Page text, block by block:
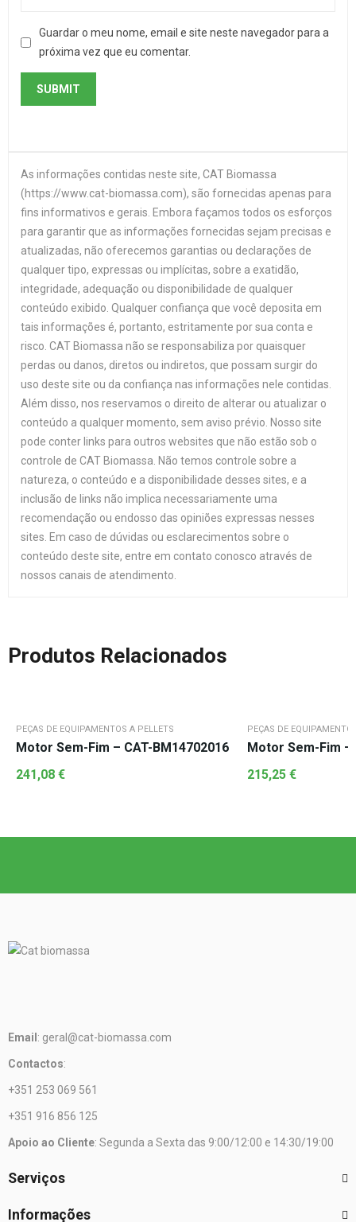
Guardar o meu nome, email e site neste navegador para a
próxima vez que eu comentar.
As informações contidas neste site, CAT Biomassa
(https://www.cat-biomassa.com), são fornecidas apenas para
fins informativos e gerais. Embora façamos todos os esforços
para garantir que as informações fornecidas sejam precisas e
atualizadas, não oferecemos garantias ou declarações de
qualquer tipo, expressas ou implícitas, sobre a exatidão,
integridade, adequação ou disponibilidade de qualquer
conteúdo exibido. Qualquer confiança que você deposita em
tais informações é, portanto, estritamente por sua conta e
risco. CAT Biomassa não se responsabiliza por quaisquer
perdas ou danos, diretos ou indiretos, que possam surgir do
uso deste site ou da confiança nas informações nele contidas.
Além disso, nos reservamos o direito de alterar ou atualizar o
conteúdo a qualquer momento, sem aviso prévio. Nosso site
pode conter links para outros websites que não estão sob o
controle de CAT Biomassa. Não temos controle sobre a
natureza, o conteúdo e a disponibilidade desses sites, e a
inclusão de links não implica necessariamente uma
recomendação ou endosso das opiniões expressas nesses
sites. Em caso de dúvidas ou esclarecimentos sobre o
conteúdo deste site, entre em contato conosco através de
nossos canais de atendimento.
Produtos Relacionados
PEÇAS DE EQUIPAMENTOS A PELLETS
Motor Sem-Fim – CAT-BM14702016
241,08 €
PEÇAS DE
Motor Sem-Fim –
215,25 €
Email : geral@cat-biomassa.com
Contactos:
+351 253 069 561
+351 916 856 125
Apoio ao Cliente: Segunda a Sexta das 9:00/12:00 e 14:30/19:00
Serviços
Informações